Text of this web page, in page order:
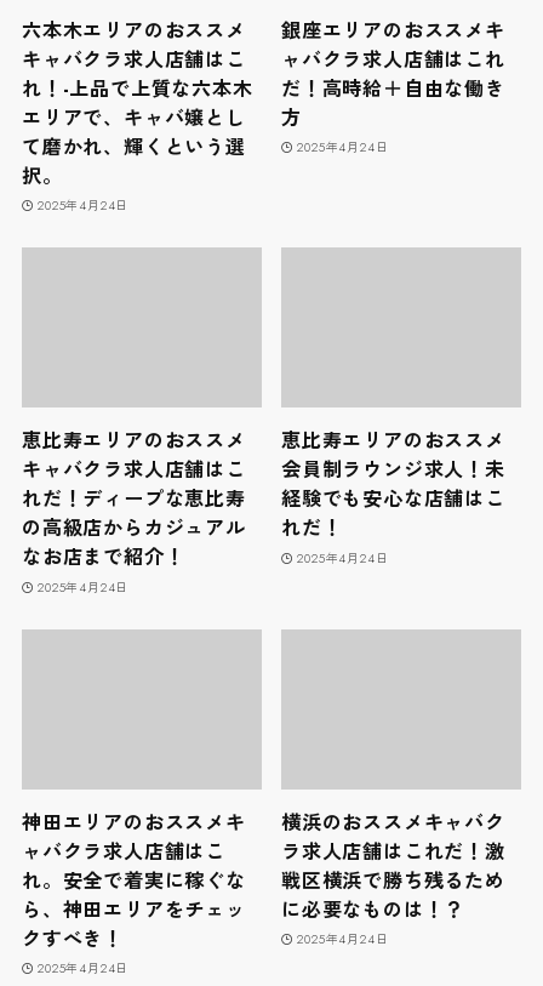
六本木エリアのおススメ
キャバクラ求人店舗はこ
れ！-上品で上質な六本木
エリアで、キャバ嬢とし
て磨かれ、輝くという選
択。
2025年4月24日
銀座エリアのおススメキ
ャバクラ求人店舗はこれ
だ！高時給＋自由な働き
方
2025年4月24日
恵比寿エリアのおススメ
キャバクラ求人店舗はこ
れだ！ディープな恵比寿
の高級店からカジュアル
なお店まで紹介！
2025年4月24日
恵比寿エリアのおススメ
会員制ラウンジ求人！未
経験でも安心な店舗はこ
れだ！
2025年4月24日
神田エリアのおススメキ
ャバクラ求人店舗はこ
れ。安全で着実に稼ぐな
ら、神田エリアをチェッ
クすべき！
2025年4月24日
横浜のおススメキャバク
ラ求人店舗はこれだ！激
戦区横浜で勝ち残るため
に必要なものは！？
2025年4月24日